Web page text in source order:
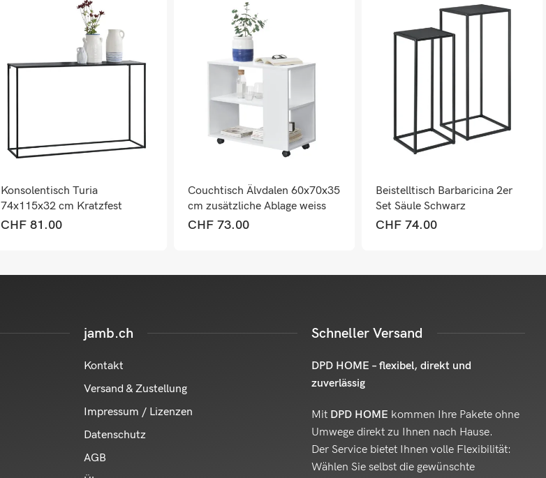
Konsolentisch Turia
74x115x32 cm Kratzfest
Metall Schwarz
CHF81.00
Couchtisch Älvdalen 60x70x35
cm zusätzliche Ablage weiss
CHF 73.00
Beistelltisch Barbaricina 2er
Set Säule Schwarz
CHF 74.00
jamb.ch
Kontakt
Versand & Zustellung
Impressum / Lizenzen
Datenschutz
AGB
Schneller Versand
DPD HOME – flexibel, direkt und
zuverlässig
Mit DPD HOME kommen Ihre Pakete ohne
Umwege direkt zu Ihnen nach Hause.
Der Service bietet Ihnen volle Flexibilität:
Wählen Sie selbst die gewünschte